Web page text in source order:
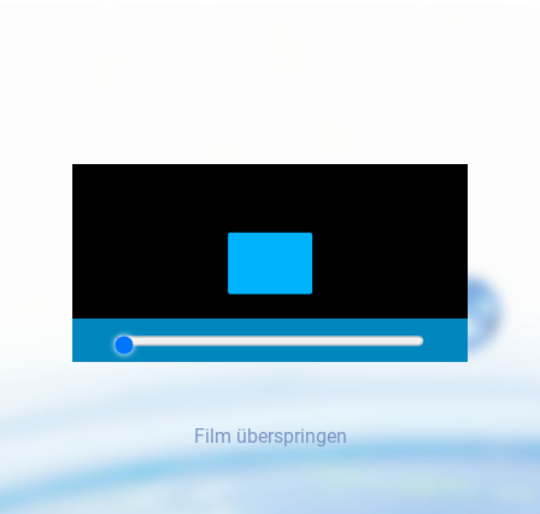
Film überspringen